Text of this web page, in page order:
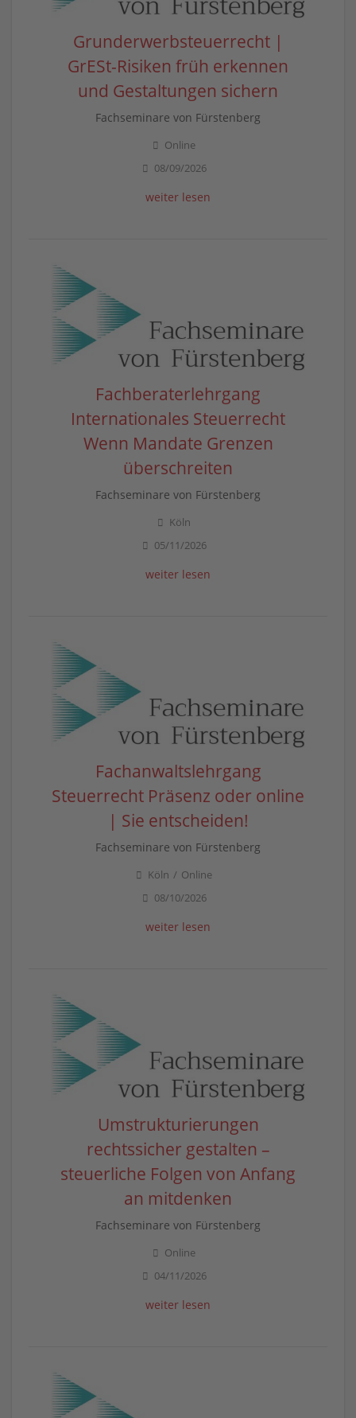
Grunderwerbsteuerrecht |
GrESt-Risiken früh erkennen
und Gestaltungen sichern
Fachseminare von Fürstenberg
Online
08/09/2026
weiter lesen
Fachberaterlehrgang
Internationales Steuerrecht
Wenn Mandate Grenzen
überschreiten
Fachseminare von Fürstenberg
Köln
05/11/2026
weiter lesen
Fachanwaltslehrgang
Steuerrecht Präsenz oder online
| Sie entscheiden!
Fachseminare von Fürstenberg
Köln
Online
08/10/2026
weiter lesen
Umstrukturierungen
rechtssicher gestalten –
steuerliche Folgen von Anfang
an mitdenken
Fachseminare von Fürstenberg
Online
04/11/2026
weiter lesen